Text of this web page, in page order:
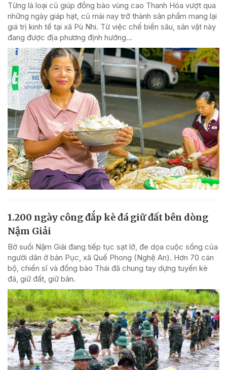
Từng là loại củ giúp đồng bào vùng cao Thanh Hóa vượt qua
những ngày giáp hạt, củ mài nay trở thành sản phẩm mang lại
giá trị kinh tế tại xã Pù Nhi. Từ việc chế biến sâu, sản vật này
đang được địa phương định hướng...
1.200 ngày công đắp kè đá giữ đất bên dòng
Nậm Giải
Bờ suối Nậm Giải đang tiếp tục sạt lở, đe dọa cuộc sống của
người dân ở bản Pục, xã Quế Phong (Nghệ An). Hơn 70 cán
bộ, chiến sĩ và đồng bào Thái đã chung tay dựng tuyến kè
đá, giữ đất, giữ bản.